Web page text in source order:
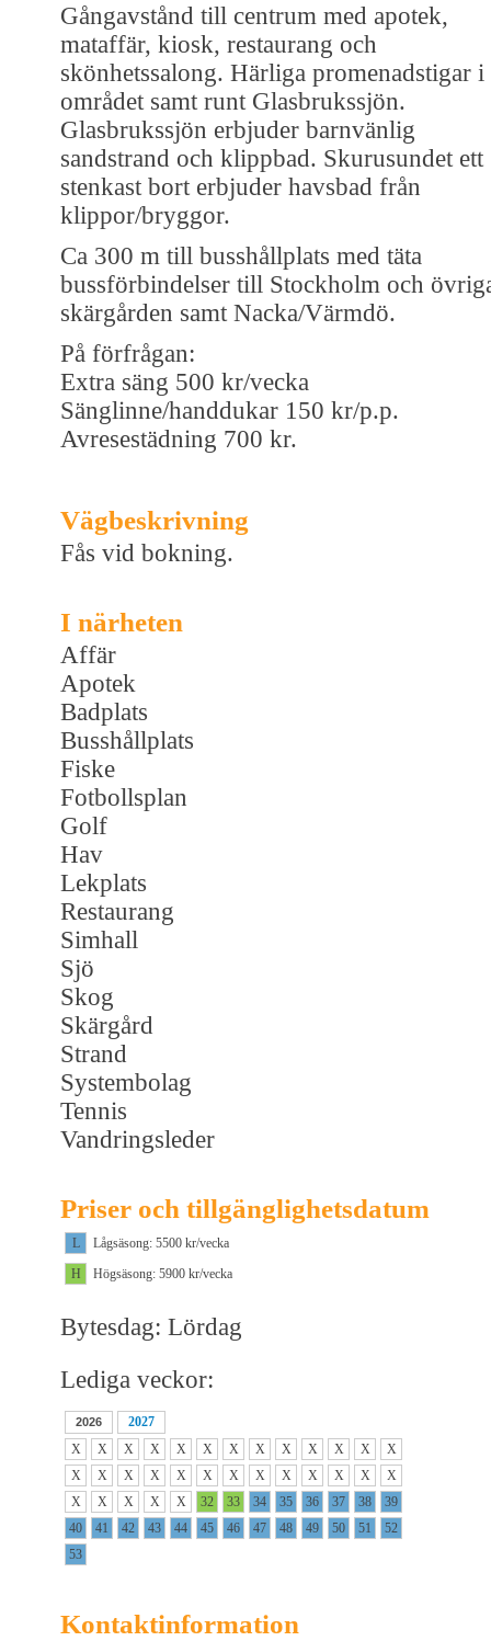
Gångavstånd till centrum med apotek,
mataffär, kiosk, restaurang och
skönhetssalong. Härliga promenadstigar i
området samt runt Glasbrukssjön.
Glasbrukssjön erbjuder barnvänlig
sandstrand och klippbad. Skurusundet ett
stenkast bort erbjuder havsbad från
klippor/bryggor.
Ca 300 m till busshållplats med täta
bussförbindelser till Stockholm och
skärgården samt Nacka/Värmdö.
På förfrågan:
Extra säng 500 kr/vecka
Sänglinne/handdukar 150 kr/p.p.
Avresestädning 700 kr.
Vägbeskrivning
Fås vid bokning.
I närheten
Affär
Apotek
Badplats
Busshållplats
Fiske
Fotbollsplan
Golf
Hav
Lekplats
Restaurang
Simhall
Sjö
Skog
Skärgård
Strand
Systembolag
Tennis
Vandringsleder
Priser och tillgänglighetsdatum
L
Lågsäsong: 5500 kr/vecka
H
Högsäsong: 5900 kr/vecka
Bytesdag: Lördag
Lediga veckor:
2026
2027
X
X X X X X X X X X X X
X
X
X X X X X X X X X X X
X
X
X X X X 32 33 34 35 36 37 38
39
40
41 42 43 44 45 46 47 48 49 50 51
52
53
Kontaktinformation